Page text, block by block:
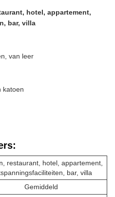
hotel, appartement,
bar, villa
van leer
katoen
restaurant, hotel, appartement,
bar, villa
Gemiddeld